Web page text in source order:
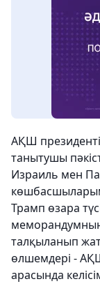
АҚШ
танытушы
Израиль мен
Трамп өзара
талқыланып
өлшемдері -
арасында